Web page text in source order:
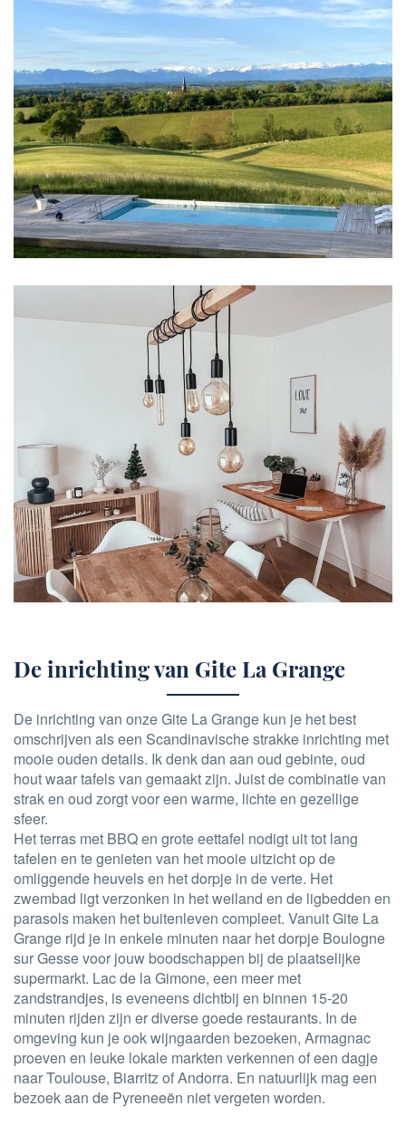
De inrichting van Gite La Grange
De inrichting van onze Gite La Grange kun je het best
omschrijven als een Scandinavische strakke inrichting met
mooie ouden details. Ik denk dan aan oud gebinte, oud
hout waar tafels van gemaakt zijn. Juist de combinatie van
strak en oud zorgt voor een warme, lichte en gezellige
sfeer.
Het terras met BBQ en grote eettafel nodigt uit tot lang
tafelen en te genieten van het mooie uitzicht op de
omliggende heuvels en het dorpje in de verte. Het
zwembad ligt verzonken in het weiland en de ligbedden en
parasols maken het buitenleven compleet. Vanuit Gite La
Grange rijd je in enkele minuten naar het dorpje Boulogne
sur Gesse voor jouw boodschappen bij de plaatselijke
supermarkt. Lac de la Gimone, een meer met
zandstrandjes, is eveneens dichtbij en binnen 15-20
minuten rijden zijn er diverse goede restaurants. In de
omgeving kun je ook wijngaarden bezoeken, Armagnac
proeven en leuke lokale markten verkennen of een dagje
naar Toulouse, Biarritz of Andorra. En natuurlijk mag een
bezoek aan de Pyreneeën niet vergeten worden.